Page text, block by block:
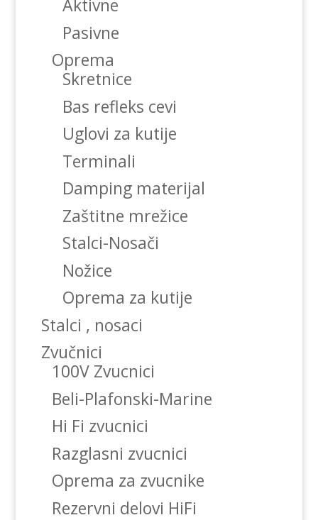
Aktivne
Pasivne
Oprema
Skretnice
Bas refleks cevi
Uglovi za kutije
Terminali
Damping materijal
Zaštitne mrežice
Stalci-Nosači
Nožice
Oprema za kutije
Stalci , nosaci
Zvučnici
100V Zvucnici
Beli-Plafonski-Marine
Hi Fi zvucnici
Razglasni zvucnici
Oprema za zvucnike
Rezervni delovi HiFi